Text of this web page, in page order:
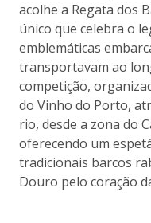
acolhe a Regata dos
único que celebra o
emblemáticas
transportavam ao
competição,
do Vinho do Porto,
rio, desde a zona do
oferecendo um
tradicionais barcos
Douro pelo coração